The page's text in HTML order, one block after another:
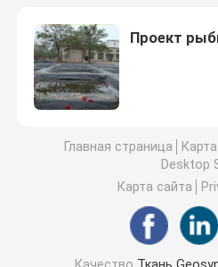
Проект
Главная страница
Desktop
Карта сайта
Качество Ткань